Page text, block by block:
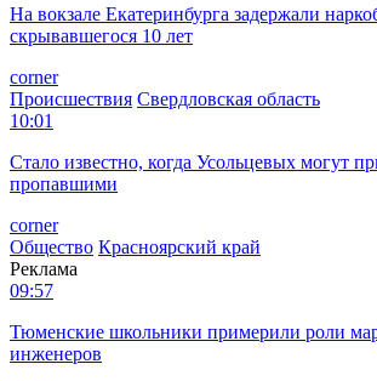
На вокзале Екатеринбурга задержали
скрывавшегося 10 лет
corner
Происшествия Свердловская область
10:01
Стало известно, когда Усольцевых могут
пропавшими
corner
Общество Красноярский край
Реклама
09:57
Тюменские школьники примерили роли
инженеров